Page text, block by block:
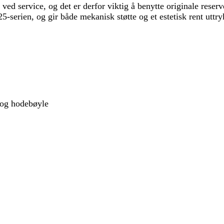
service, og det er derfor viktig å benytte originale
serien, og gir både mekanisk støtte og et estetisk rent
hodebøyle